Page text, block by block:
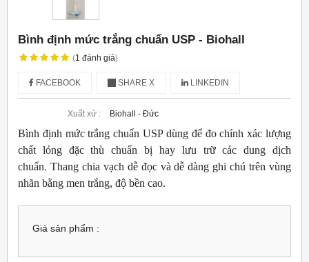
Bình định mức trắng chuẩn USP - Biohall
(1 đánh giá)
FACEBOOK SHARE X LINKEDIN
Xuất xứ : Biohall - Đức
Bình định mức trắng chuẩn USP dùng để đo chính xác lượng
chất lỏng đặc thù chuẩn bị hay lưu trữ các dung dịch
chuẩn. Thang chia vạch dễ đọc và dễ dàng ghi chú trên vùng
nhãn bằng men trắng, độ bền cao.
Giá sản phẩm :